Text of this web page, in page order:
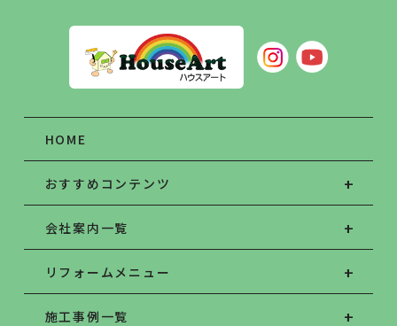
HOME
おすすめコンテンツ
会社案内一覧
リフォームメニュー
施工事例一覧